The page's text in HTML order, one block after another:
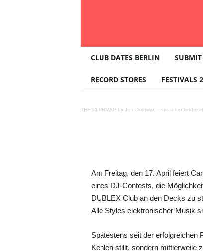
L
B
CLUB DATES BERLIN SUBMIT
RECORD STORES FESTIVALS
THE CLUBMAP by Jens Schwan · Kassettenkinder
17.4.
„Where’s
Am Freitag, den 17. April feiert
eines DJ-Contests, die
DUBLEX Club an den Decks zu
Alle Styles elektronischer Musik
Spätestens seit der erfolgreichen
Kehlen stillt, sondern mittlerweile